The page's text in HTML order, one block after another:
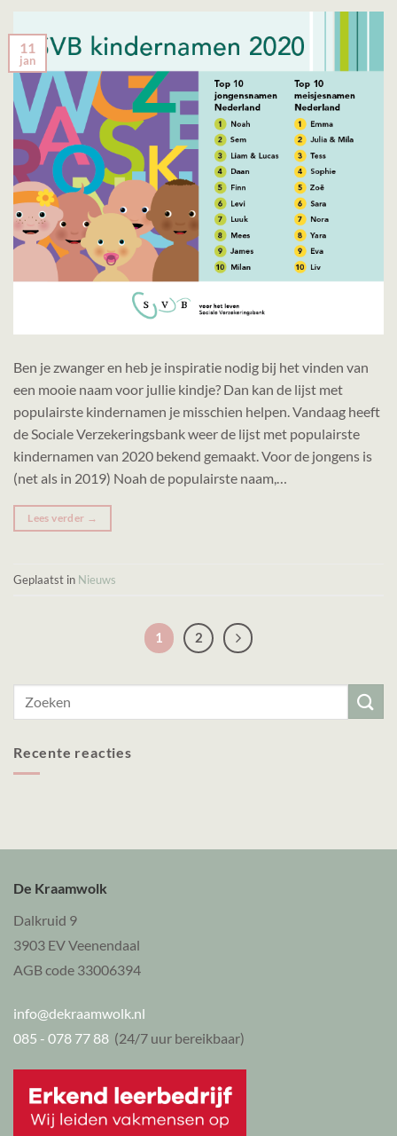
11
jan
Ben je zwanger en heb je inspiratie nodig bij het vinden van
een mooie naam voor jullie kindje? Dan kan de lijst met
populairste kindernamen je misschien helpen. Vandaag heeft
de Sociale Verzekeringsbank weer de lijst met populairste
kindernamen van 2020 bekend gemaakt. Voor de jongens is
(net als in 2019) Noah de populairste naam,…
Lees verder →
Geplaatst in Nieuws
1 2
Recente reacties
De Kraamwolk
Dalkruid 9
3903 EV Veenendaal
AGB code 33006394
info@dekraamwolk.nl
085 - 078 77 88 (24/7 uur bereikbaar)